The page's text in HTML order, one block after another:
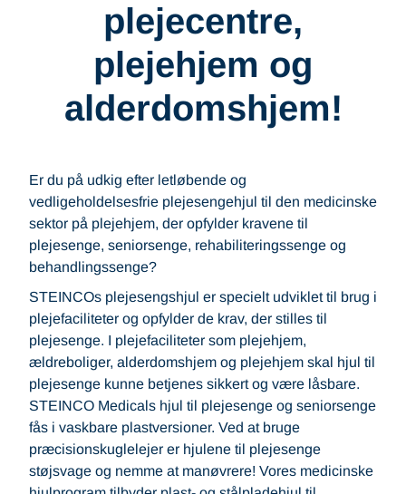
plejecentre,
plejehjem og
alderdomshjem!
Er du på udkig efter letløbende og
vedligeholdelsesfrie plejesengehjul til den medicinske
sektor på plejehjem, der opfylder kravene til
plejesenge, seniorsenge, rehabiliteringssenge og
behandlingssenge?
STEINCOs plejesengshjul er specielt udviklet til brug i
plejefaciliteter og opfylder de krav, der stilles til
plejesenge. I plejefaciliteter som plejehjem,
ældreboliger, alderdomshjem og plejehjem skal hjul til
plejesenge kunne betjenes sikkert og være låsbare.
STEINCO Medicals hjul til plejesenge og seniorsenge
fås i vaskbare plastversioner. Ved at bruge
præcisionskuglelejer er hjulene til plejesenge
støjsvage og nemme at manøvrere! Vores medicinske